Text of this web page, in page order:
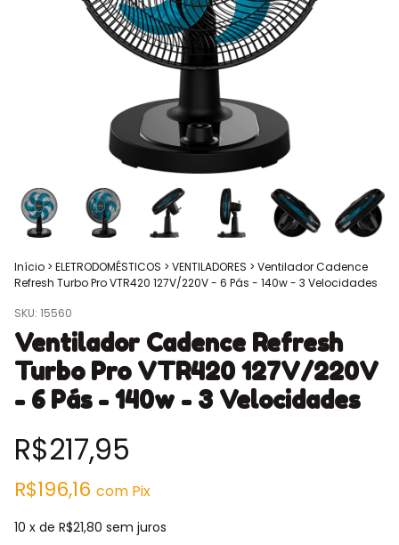
Início > ELETRODOMÉSTICOS > VENTILADORES > Ventilador Cadence
Refresh Turbo Pro VTR420 127V/220V - 6 Pás - 140w - 3 Velocidades
SKU: 15560
Ventilador Cadence Refresh
Turbo Pro VTR420 127V/220V
- 6 Pás - 140w - 3 Velocidades
R$217,95
R$196,16 com Pix
10 x de R$21,80 sem juros